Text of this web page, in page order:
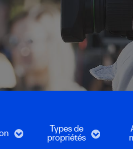
Types de
propriétés